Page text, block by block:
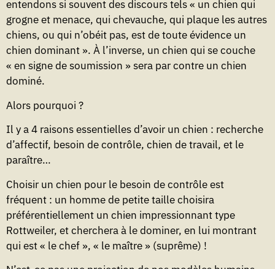
entendons si souvent des discours tels « un chien qui
grogne et menace, qui chevauche, qui plaque les autres
chiens, ou qui n’obéit pas, est de toute évidence un
chien dominant ». À l’inverse, un chien qui se couche
« en signe de soumission » sera par contre un chien
dominé.
Alors pourquoi ?
Il y a 4 raisons essentielles d’avoir un chien : recherche
d’affectif, besoin de contrôle, chien de travail, et le
paraître…
Choisir un chien pour le besoin de contrôle est
fréquent : un homme de petite taille choisira
préférentiellement un chien impressionnant type
Rottweiler, et cherchera à le dominer, en lui montrant
qui est « le chef », « le maître » (suprême) !